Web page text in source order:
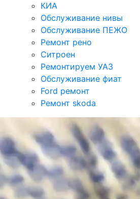
КИА
Обслуживание нивы
Обслуживание ПЕЖО
Ремонт рено
Ситроен
Ремонтируем УАЗ
Обслуживание фиат
Ford ремонт
Ремонт skoda